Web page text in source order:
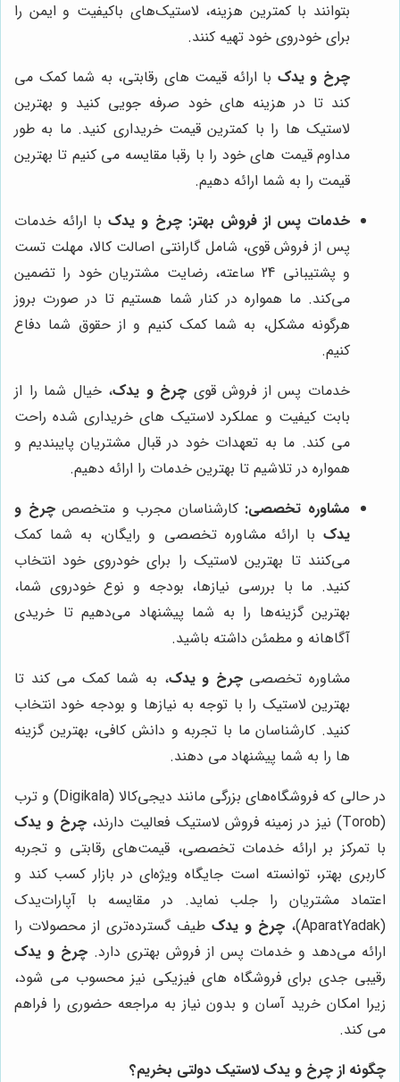
بتوانند با کمترین هزینه، لاستیک‌های باکیفیت و ایمن را
برای خودروی خود تهیه کنند.
چرخ و یدک با ارائه قیمت های رقابتی، به شما کمک می
کند تا در هزینه های خود صرفه جویی کنید و بهترین
لاستیک ها را با کمترین قیمت خریداری کنید. ما به طور
مداوم قیمت های خود را با رقبا مقایسه می کنیم تا بهترین
قیمت را به شما ارائه دهیم.
خدمات پس از فروش بهتر: چرخ و یدکبا ارائه خدمات
پس از فروش قوی، شامل گارانتی اصالت کالا، مهلت تست
و پشتیبانی 24 ساعته، رضایت مشتریان خود را تضمین
می‌کند. ما همواره در کنار شما هستیم تا در صورت بروز
هرگونه مشکل، به شما کمک کنیم و از حقوق شما دفاع
کنیم.
خدمات پس از فروش قوی چرخ و یدک، خیال شما را از
بابت کیفیت و عملکرد لاستیک های خریداری شده راحت
می کند. ما به تعهدات خود در قبال مشتریان پایبندیم و
همواره در تلاشیم تا بهترین خدمات را ارائه دهیم.
مشاوره تخصصی: کارشناسان مجرب و متخصصچرخ و
یدک با ارائه مشاوره تخصصی و رایگان، به شما کمک
می‌کنند تا بهترین لاستیک را برای خودروی خود انتخاب
کنید. ما با بررسی نیازها، بودجه و نوع خودروی شما،
بهترین گزینه‌ها را به شما پیشنهاد می‌دهیم تا خریدی
آگاهانه و مطمئن داشته باشید.
مشاوره تخصصیچرخ و یدک، به شما کمک می کند تا
بهترین لاستیک را با توجه به نیازها و بودجه خود انتخاب
کنید. کارشناسان ما با تجربه و دانش کافی، بهترین گزینه
ها را به شما پیشنهاد می دهند.
در حالی که فروشگاه‌های بزرگی مانند دیجی‌کالا (Digikala) و ترب
(Torob) نیز در زمینه فروش لاستیک فعالیت دارند،
چرخ و یدک
با تمرکز بر ارائه خدمات تخصصی، قیمت‌های رقابتی و تجربه
کاربری بهتر، توانسته است جایگاه ویژه‌ای در بازار کسب کند و
اعتماد مشتریان را جلب نماید. در مقایسه با آپارات‌یدک
(AparatYadak)،
چرخ و یدک طیف گسترده‌تری از محصولات را
ارائه می‌دهد و خدمات پس از فروش بهتری دارد. چرخ و یدک
رقیبی جدی برای فروشگاه های فیزیکی نیز محسوب می شود،
زیرا امکان خرید آسان و بدون نیاز به مراجعه حضوری را فراهم
می کند.
چگونه از چرخ و یدک لاستیک دولتی بخریم؟